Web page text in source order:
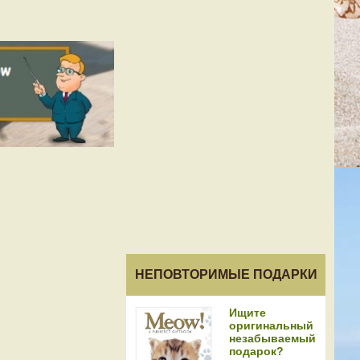
НЕПОВТОРИМЫЕ ПОДАРКИ
Ищите
оригинальный
незабываемый
подарок?